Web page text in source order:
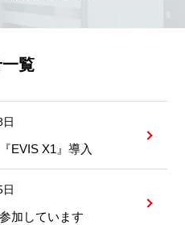
覧
EVIS X1』導入
加しています